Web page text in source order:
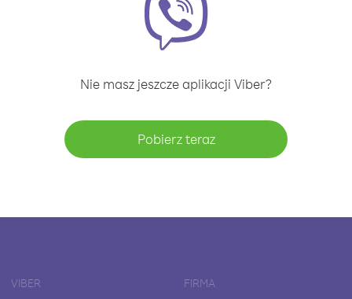
Nie masz jeszcze aplikacji Viber?
Pobierz teraz
VIBER FIRMA